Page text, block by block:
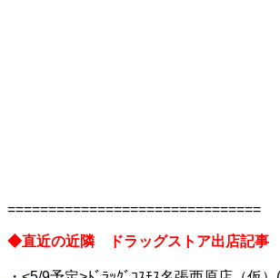
===============================
◆直近の近隣 ドラッグストア出店記事